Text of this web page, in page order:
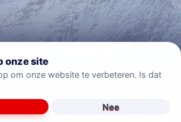
Heemskerk
om onze website te verbeteren. Is dat
Nee